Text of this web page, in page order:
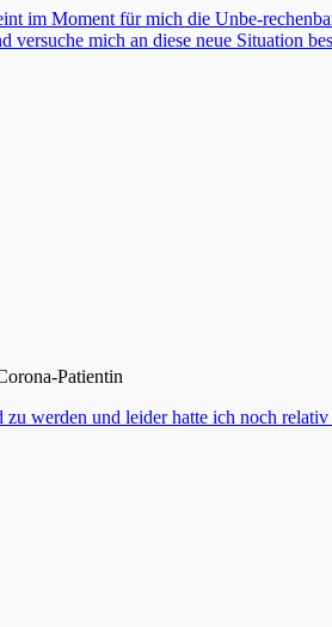
im Moment für mich die Unbe-
versuche mich an diese neue Situation
Patientin
zu werden und leider hatte ich noch